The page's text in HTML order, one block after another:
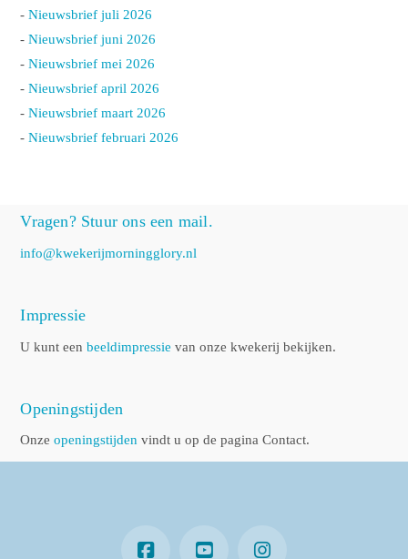
-Nieuwsbrief juli 2026
-Nieuwsbrief juni 2026
-Nieuwsbrief mei 2026
-Nieuwsbrief april 2026
-Nieuwsbrief maart 2026
-Nieuwsbrief februari 2026
Vragen? Stuur ons een mail.
info@kwekerijmorningglory.nl
Impressie
U kunt eenbeeldimpressie van onze kwekerij bekijken.
Openingstijden
Onzeopeningstijden vindt u op de pagina Contact.